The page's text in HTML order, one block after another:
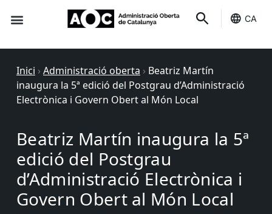
CA
Inici › Administració oberta › Beatriz Martín
inaugura la 5ª edició del Postgrau d’Administració
Electrònica i Govern Obert al Món Local
Beatriz Martín inaugura la 5ª
edició del Postgrau
d’Administració Electrònica i
Govern Obert al Món Local